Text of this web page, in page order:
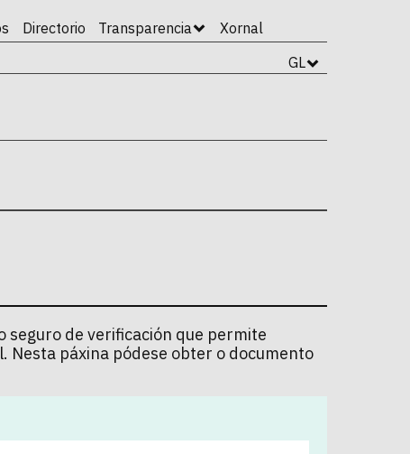
Directorio Transparencia Xornal
GL
seguro de verificación que permite
Nesta páxina pódese obter o documento